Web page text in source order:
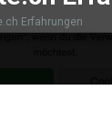
Erfahrungen